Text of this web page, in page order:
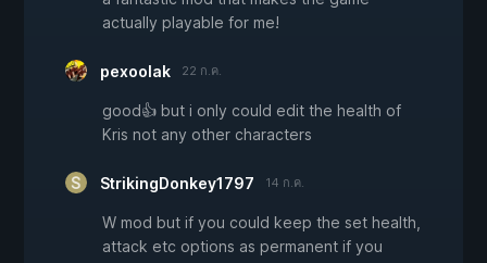
actually playable for me!
pexoolak 22 ก.ค.
good👍 but i only could edit the health of
Kris not any other characters
StrikingDonkey1797 14 ก.ค.
W mod but if you could keep the set health,
attack etc options as permanent if you